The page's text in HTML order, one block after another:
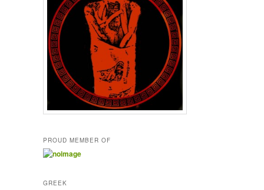
PROUD MEMBER OF
GREEK